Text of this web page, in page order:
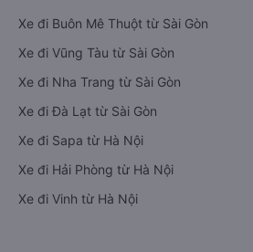
Xe đi Buôn Mê Thuột từ Sài Gòn
Xe đi Vũng Tàu từ Sài Gòn
Xe đi Nha Trang từ Sài Gòn
Xe đi Đà Lạt từ Sài Gòn
Xe đi Sapa từ Hà Nội
Xe đi Hải Phòng từ Hà Nội
Xe đi Vinh từ Hà Nội